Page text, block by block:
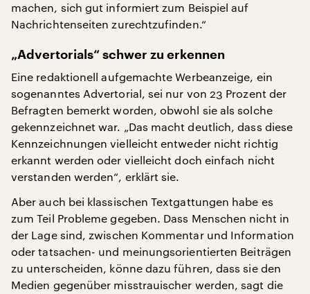
machen, sich gut informiert zum Beispiel auf
Nachrichtenseiten zurechtzufinden.“
„Advertorials“ schwer zu erkennen
Eine redaktionell aufgemachte Werbeanzeige, ein
sogenanntes Advertorial, sei nur von 23 Prozent der
Befragten bemerkt worden, obwohl sie als solche
gekennzeichnet war. „Das macht deutlich, dass diese
Kennzeichnungen vielleicht entweder nicht richtig
erkannt werden oder vielleicht doch einfach nicht
verstanden werden“, erklärt sie.
Aber auch bei klassischen Textgattungen habe es
zum Teil Probleme gegeben. Dass Menschen nicht in
der Lage sind, zwischen Kommentar und Information
oder tatsachen- und meinungsorientierten Beiträgen
zu unterscheiden, könne dazu führen, dass sie den
Medien gegenüber misstrauischer werden, sagt die